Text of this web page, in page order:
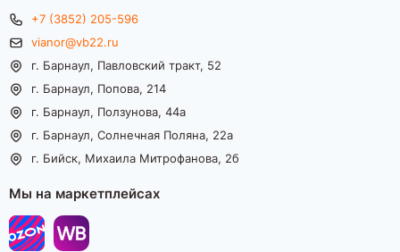
+7 (3852) 205-596
vianor@vb22.ru
г. Барнаул, Павловский тракт, 52
г. Барнаул, Попова, 214
г. Барнаул, Ползунова, 44а
г. Барнаул, Солнечная Поляна, 22а
г. Бийск, Михаила Митрофанова, 2б
Мы на маркетплейсах